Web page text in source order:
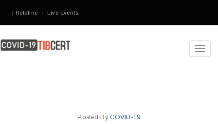
| Helpline Live Events
Posted ByCOVID-19